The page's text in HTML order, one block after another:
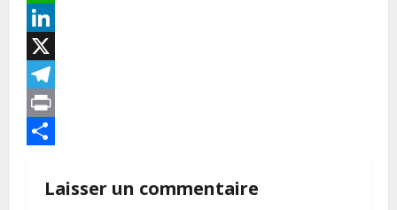
WhatsApp
LinkedIn
X
Telegram
Print
Laisser un commentaire